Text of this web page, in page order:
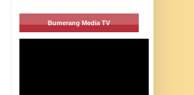
Bumerang Media TV